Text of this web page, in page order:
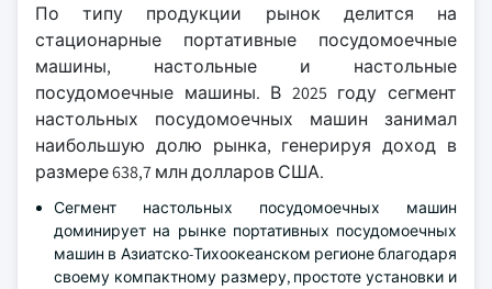
По типу продукции рынок делится на
стационарные портативные посудомоечные
машины, настольные и настольные
посудомоечные машины. В 2025 году сегмент
настольных посудомоечных машин занимал
наибольшую долю рынка, генерируя доход в
размере 638,7 млн долларов США.
Сегмент настольных посудомоечных машин
доминирует на рынке портативных посудомоечных
машин в Азиатско-Тихоокеанском регионе благодаря
своему компактному размеру, простоте установки и